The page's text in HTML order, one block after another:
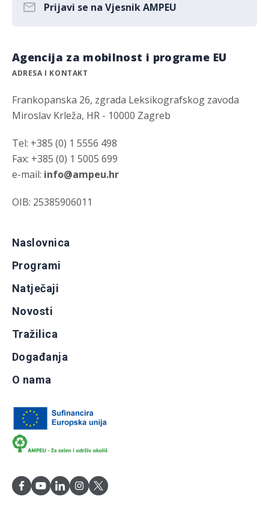
Prijavi se na Vjesnik AMPEU
Agencija za mobilnost i programe EU
ADRESA I KONTAKT
Frankopanska 26, zgrada Leksikografskog zavoda
Miroslav Krleža, HR - 10000 Zagreb
Tel: +385 (0) 1 5556 498
Fax: +385 (0) 1 5005 699
e-mail: info@ampeu.hr
OIB: 25385906011
Naslovnica
Programi
Natječaji
Novosti
Tražilica
Događanja
O nama